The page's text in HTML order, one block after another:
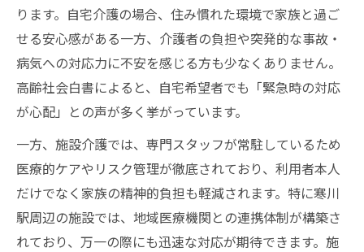
ります。自宅介護の場合、住み慣れた環境で家族と過ご
せる安心感がある一方、介護者の負担や突発的な事故・
病気への対応力に不安を感じる方も少なくありません。
高齢社会白書によると、自宅希望者でも「緊急時の対応
が心配」との声が多く挙がっています。
一方、施設介護では、専門スタッフが常駐しているため
医療的ケアやリスク管理が徹底されており、利用者本人
だけでなく家族の精神的負担も軽減されます。特に寒川
駅周辺の施設では、地域医療機関との連携体制が構築さ
れており、万一の際にも迅速な対応が期待できます。施